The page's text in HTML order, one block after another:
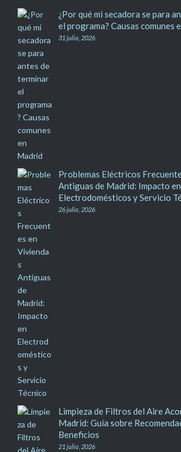
¿Por qué mi secadora se para
el programa? Causas comunes
31 julio, 2026
Problemas Eléctricos
Antiguas de Madrid: Impacto en
Electrodomésticos y Servicio
26 julio, 2026
Limpieza de Filtros del Aire
Madrid: Guía sobre
Beneficios
21 julio, 2026